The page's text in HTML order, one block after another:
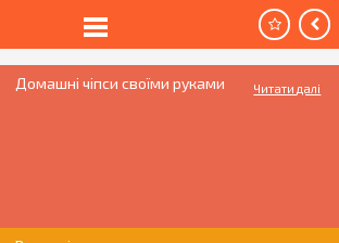
Домашні чіпси своїми руками Читати далі